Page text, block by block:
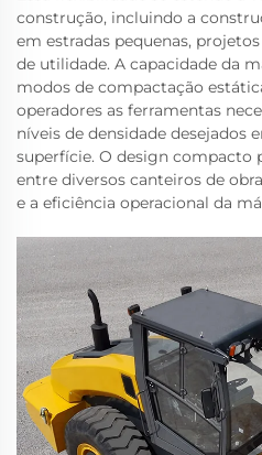
construção, incluindo a
em estradas pequenas,
de utilidade. A capacidade da
modos de compactação
operadores as ferramentas
níveis de densidade desejados
superfície. O design
entre diversos canteiros de
e a eficiência operacional da